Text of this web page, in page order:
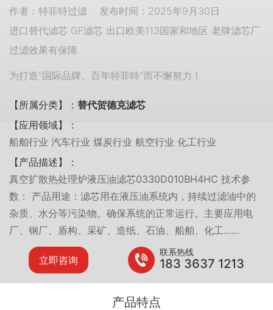
作者：特菲特过滤 发布时间：2025年9月30日
进口替代滤芯 GF滤芯 出口欧美113国家和地区 老牌滤芯厂
过滤效果有保障
为打造“国际品牌、百年特菲特”而不懈努力！
【所属分类】： 替代贺德克滤芯
【应用领域】：
船舶行业 汽车行业 煤炭行业 航空行业 化工行业
【产品描述】：
真空扩散热处理炉液压油滤芯0330D010BH4HC 技术参
数： 产品用途：滤芯用在液压油系统内，持续过滤油中的
杂质、水分等污染物。确保系统的正常运行。主要应用电
厂、钢厂、盾构、采矿、造纸、石油、船舶、化工……
立即咨询
联系热线
183 3637 1213
产品特点